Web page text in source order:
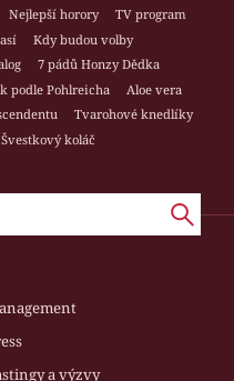
Nejlepší horory
TV program
Kdy budou volby
7 pádů Honzy Dědka
podle Pohlreicha
Aloe vera
Tvarohové knedlíky
Švestkový koláč
a výzvy